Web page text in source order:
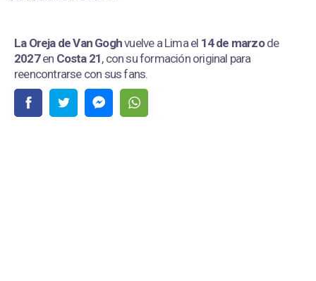
La Oreja de Van Goghvuelve a Lima el 14 de marzode
2027en Costa 21, con su formación original para
reencontrarse con sus fans.